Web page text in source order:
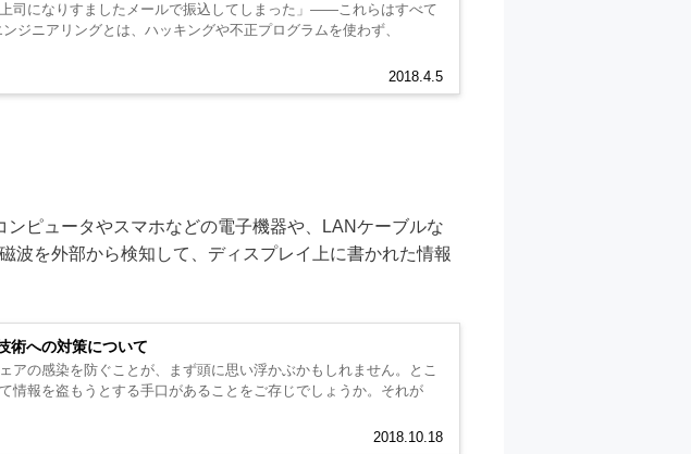
2018.4.5
司になりすましたメールで振込してしまった」——これらはすべて
リングの被害です。 ソーシャルエンジニアリングとは、ハッキングや不正プログラムを使わず、
ピュータやスマホなどの電子機器や、LANケーブルな
波を外部から検知して、ディスプレイ上に書かれた情報
術への対策について
2018.10.18
アの感染を防ぐことが、まず頭に思い浮かぶかもしれません。とこ
情報を盗もうとする手口があることをご存じでしょうか。それが